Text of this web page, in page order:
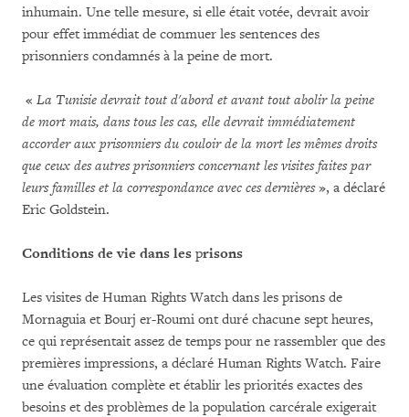
inhumain. Une telle mesure, si elle était votée, devrait avoir
pour effet immédiat de commuer les sentences des
prisonniers condamnés à la peine de mort.
« La Tunisie devrait tout d'abord et avant tout abolir la peine
de mort mais, dans tous les cas, elle devrait immédiatement
accorder aux prisonniers du couloir de la mort les mêmes droits
que ceux des autres prisonniers concernant les visites faites par
leurs familles et la correspondance avec ces dernières», a déclaré
Eric Goldstein.
Conditions de vie dans les prisons
Les visites de Human Rights Watch dans les prisons de
Mornaguia et Bourj er-Roumi ont duré chacune sept heures,
ce qui représentait assez de temps pour ne rassembler que des
premières impressions, a déclaré Human Rights Watch. Faire
une évaluation complète et établir les priorités exactes des
besoins et des problèmes de la population carcérale exigerait